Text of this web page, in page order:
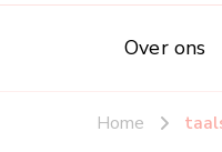
Over ons
Home